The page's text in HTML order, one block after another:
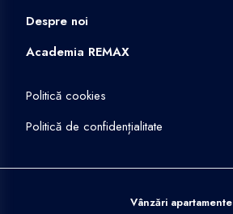
Despre noi
Academia REMAX
Politică cookies
Politică de confidențialitate
Vânzări apartamente